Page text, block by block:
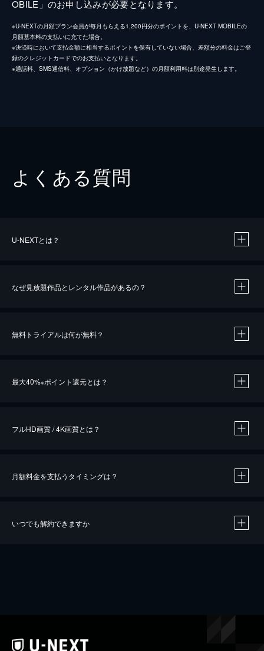
OBILE」のお申し込みが必要となります。
※U-NEXTの月額プラン会員が毎月もらえる1,200円分のポイントを、U-NEXT MOBILEの
月額基本料の支払いに充てた場合。
※決済時において支払金額に相当するポイントを保有していない場合、差額分の料金はご登
録のクレジットカードでのお支払いとなります。
※通話料、SMS通信料、オプション（かけ放題など）の月額利用料は別途発生します。
よくある質問
U-NEXTとは？
なぜ見放題作品とレンタル作品があるの？
無料トライアルは何が無料？
最大40%※ポイント還元とは？
※40％ポイント還元の対象は、クレジットカード決済による作品の購入 / レンタルです。
フルHD画質 / 4K画質とは？
月額料金を支払うタイミングは？
いつでも解約できますか